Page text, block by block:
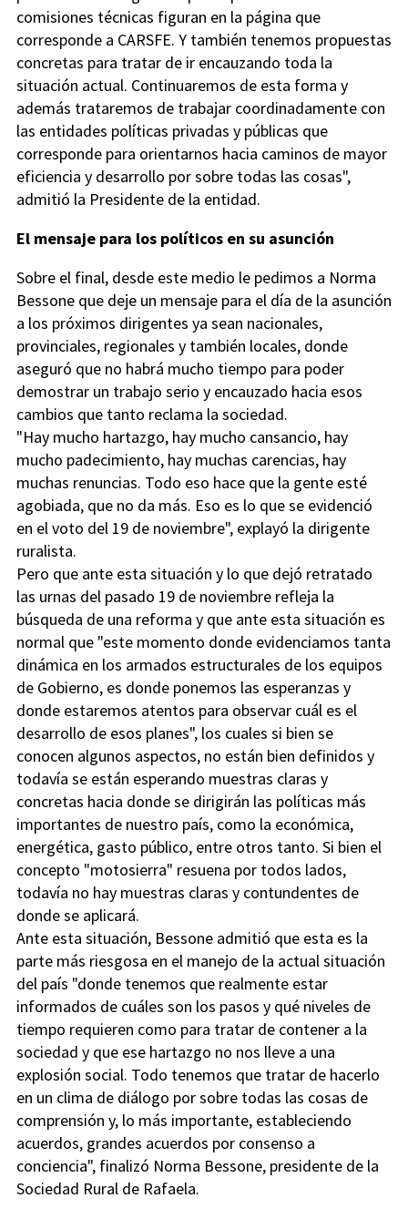
comisiones técnicas figuran en la página que
corresponde a CARSFE. Y también tenemos propuestas
concretas para tratar de ir encauzando toda la
situación actual. Continuaremos de esta forma y
además trataremos de trabajar coordinadamente con
las entidades políticas privadas y públicas que
corresponde para orientarnos hacia caminos de mayor
eficiencia y desarrollo por sobre todas las cosas",
admitió la Presidente de la entidad.
El mensaje para los políticos en su asunción
Sobre el final, desde este medio le pedimos a Norma
Bessone que deje un mensaje para el día de la asunción
a los próximos dirigentes ya sean nacionales,
provinciales, regionales y también locales, donde
aseguró que no habrá mucho tiempo para poder
demostrar un trabajo serio y encauzado hacia esos
cambios que tanto reclama la sociedad.
"Hay mucho hartazgo, hay mucho cansancio, hay
mucho padecimiento, hay muchas carencias, hay
muchas renuncias. Todo eso hace que la gente esté
agobiada, que no da más. Eso es lo que se evidenció
en el voto del 19 de noviembre", explayó la dirigente
ruralista.
Pero que ante esta situación y lo que dejó retratado
las urnas del pasado 19 de noviembre refleja la
búsqueda de una reforma y que ante esta situación es
normal que "este momento donde evidenciamos tanta
dinámica en los armados estructurales de los equipos
de Gobierno, es donde ponemos las esperanzas y
donde estaremos atentos para observar cuál es el
desarrollo de esos planes", los cuales si bien se
conocen algunos aspectos, no están bien definidos y
todavía se están esperando muestras claras y
concretas hacia donde se dirigirán las políticas más
importantes de nuestro país, como la económica,
energética, gasto público, entre otros tanto. Si bien el
concepto "motosierra" resuena por todos lados,
todavía no hay muestras claras y contundentes de
donde se aplicará.
Ante esta situación, Bessone admitió que esta es la
parte más riesgosa en el manejo de la actual situación
del país "donde tenemos que realmente estar
informados de cuáles son los pasos y qué niveles de
tiempo requieren como para tratar de contener a la
sociedad y que ese hartazgo no nos lleve a una
explosión social. Todo tenemos que tratar de hacerlo
en un clima de diálogo por sobre todas las cosas de
comprensión y, lo más importante, estableciendo
acuerdos, grandes acuerdos por consenso a
conciencia", finalizó Norma Bessone, presidente de la
Sociedad Rural de Rafaela.